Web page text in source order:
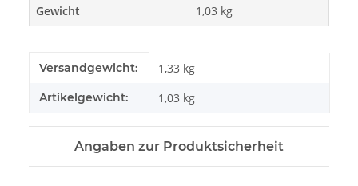
Gewicht 1,03 kg
Produkteigenschaft
Wert
Versandgewicht: 1,33 kg
Artikelgewicht: 1,03 kg
Angaben zur Produktsicherheit